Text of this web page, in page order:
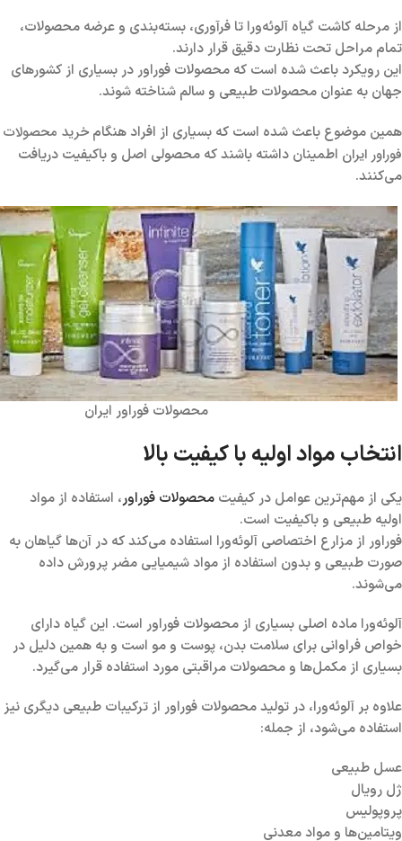
از مرحله کاشت گیاه آلوئه‌ورا تا فرآوری، بسته‌بندی و عرضه محصولات،
تمام مراحل تحت نظارت دقیق قرار دارند.
این رویکرد باعث شده است که محصولات فوراور در بسیاری از کشورهای
جهان به عنوان محصولات طبیعی و سالم شناخته شوند.
همین موضوع باعث شده است که بسیاری از افراد هنگامخرید محصولات
فوراور ایران اطمینان داشته باشند که محصولی اصل و باکیفیت دریافت
می‌کنند.
محصولات فوراور ایران
انتخاب مواد اولیه با کیفیت بالا
یکی از مهم‌ترین عوامل در کیفیت محصولات فوراور، استفاده از مواد
اولیه طبیعی و باکیفیت است.
فوراور از مزارع اختصاصی آلوئه‌ورا استفاده می‌کند که در آن‌ها گیاهان به
صورت طبیعی و بدون استفاده از مواد شیمیایی مضر پرورش داده
می‌شوند.
آلوئه‌ورا ماده اصلی بسیاری از محصولات فوراور است. این گیاه دارای
خواص فراوانی برای سلامت بدن، پوست و مو است و به همین دلیل در
بسیاری از مکمل‌ها و محصولات مراقبتی مورد استفاده قرار می‌گیرد.
علاوه بر آلوئه‌ورا، در تولید محصولات فوراور از ترکیبات طبیعی دیگری نیز
استفاده می‌شود، از جمله:
عسل طبیعی
ژل رویال
پروپولیس
ویتامین‌ها و مواد معدنی